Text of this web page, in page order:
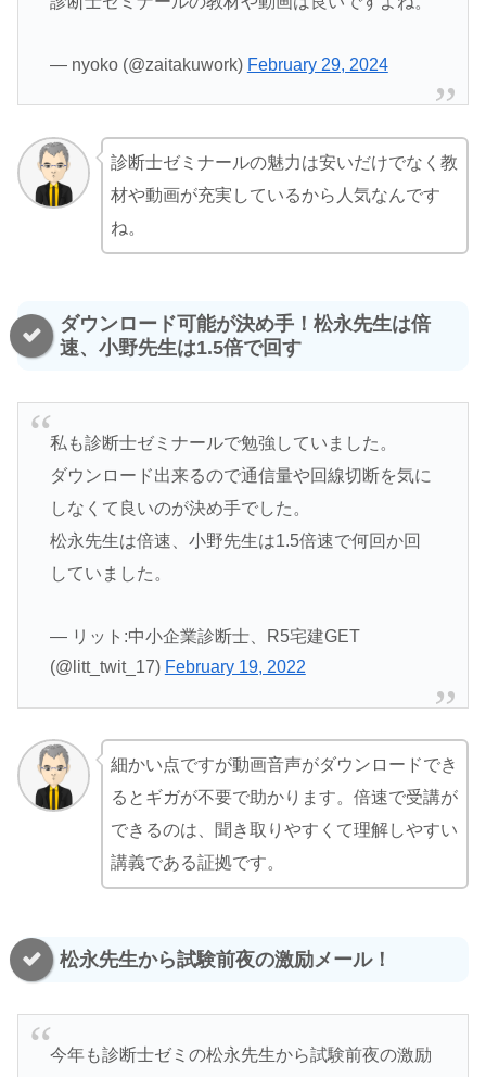
— nyoko (@zaitakuwork) February 29, 2024
診断士ゼミナールの魅力は安いだけでなく教
材や動画が充実しているから人気なんです
ね。
ダウンロード可能が決め手！松永先生は倍
速、小野先生は1.5倍で回す
私も診断士ゼミナールで勉強していました。
ダウンロード出来るので通信量や回線切断を気に
しなくて良いのが決め手でした。
松永先生は倍速、小野先生は1.5倍速で何回か回
していました。
— リット:中小企業診断士、R5宅建GET
(@litt_twit_17) February 19, 2022
細かい点ですが動画音声がダウンロードでき
るとギガが不要で助かります。倍速で受講が
できるのは、聞き取りやすくて理解しやすい
講義である証拠です。
松永先生から試験前夜の激励メール！
今年も診断士ゼミの松永先生から試験前夜の激励